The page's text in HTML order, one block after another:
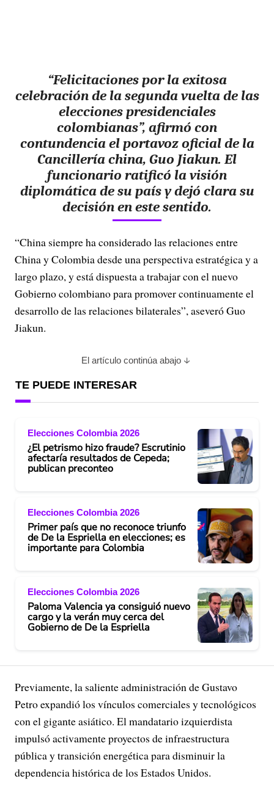
“Felicitaciones por la exitosa
celebración de la segunda vuelta de las
elecciones presidenciales
colombianas”, afirmó con
contundencia el portavoz oficial de la
Cancillería china, Guo Jiakun. El
funcionario ratificó la visión
diplomática de su país y dejó clara su
decisión en este sentido.
“China siempre ha considerado las relaciones entre
China y Colombia desde una perspectiva estratégica y a
largo plazo, y está dispuesta a trabajar con el nuevo
Gobierno colombiano para promover continuamente el
desarrollo de las relaciones bilaterales”, aseveró Guo
Jiakun.
El artículo continúa abajo
TE PUEDE INTERESAR
Elecciones Colombia 2026
¿El petrismo hizo fraude? Escrutinio
afectaría resultados de Cepeda;
publican preconteo
Elecciones Colombia 2026
Primer país que no reconoce triunfo
de De la Espriella en elecciones; es
importante para Colombia
Elecciones Colombia 2026
Paloma Valencia ya consiguió nuevo
cargo y la verán muy cerca del
Gobierno de De la Espriella
Previamente, la saliente administración de Gustavo
Petro expandió los vínculos comerciales y tecnológicos
con el gigante asiático. El mandatario izquierdista
impulsó activamente proyectos de infraestructura
pública y transición energética para disminuir la
dependencia histórica de los Estados Unidos.